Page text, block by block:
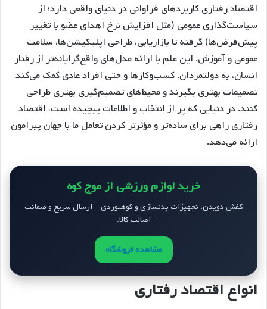
اقتصاد رفتاری کاربردهای فراوانی در دنیای واقعی دارد؛ از
سیاست‌گذاری عمومی (مثل افزایش نرخ اهدای عضو با تغییر
پیش‌فرض‌ها) گرفته تا بازاریابی، طراحی اپلیکیشن‌ها، سلامت
عمومی و آموزش. این علم با ارائه مدل‌های واقع‌گرایانه‌تر از رفتار
انسان، به دولتمردان، کسب‌وکارها و حتی افراد عادی کمک می‌کند
تصمیمات بهتری بگیرند و محیط‌های تصمیم‌گیری بهتری طراحی
کنند. در دنیایی که پر از انتخاب و اطلاعات پیچیده است، اقتصاد
رفتاری راهی برای ساده‌تر و مؤثرتر کردن تعامل ما با جهان پیرامون
ارائه می‌دهد.
خرید لوازم ورزشی از موج کوه
کفش دویدن، تجهیزات بدنسازی و کوهنوردی—ارسال سریع و ضمانت
اصالت کالا.
مشاهده فروشگاه
انواع اقتصاد رفتاری